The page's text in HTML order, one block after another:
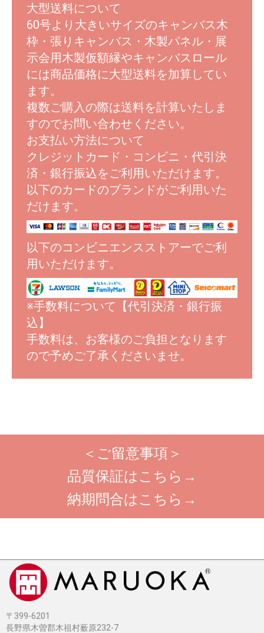
大型送料について
60号より大きいサイズのキャンバス木
枠・張りキャンバス・木製パネル・展
示会用木製仮額縁やキャンバスロール
には商品価格に大型送料を加算してい
ます。
複数ご購入の際は送料を計算いたしま
すのでお問い合わせください。
お支払い方法について
クレジットカード・コンビニ・代引決
済・銀行振込をご利用いただけます。
以下のカードのブランドがご利用いた
だけます。
以下のコンビニエンスストアーでご利
用いただけます。
※手数料について【代引決済・銀行振
込】
手数料は、お客様のご負担となります
ので予めご了承くださいませ。
＜ご留意事項＞
品質保証はこちら→
納期問合はこちら→
〒399-6201
長野県木曽郡木祖村薮原232-7